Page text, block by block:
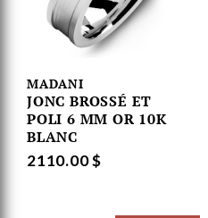
MADANI
JONC BROSSÉ ET
POLI 6 MM OR 10K
BLANC
2110.00 $